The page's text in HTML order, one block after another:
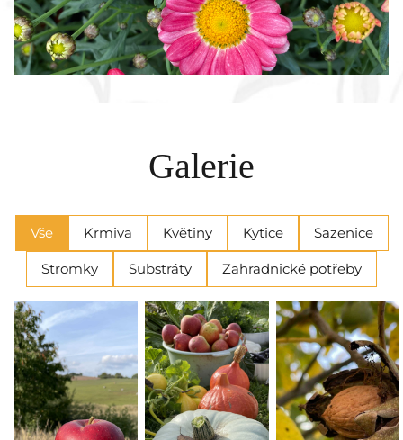
Galerie
Vše Krmiva Květiny Kytice Sazenice
Stromky Substráty Zahradnické potřeby